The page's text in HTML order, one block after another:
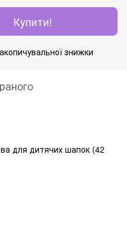
Купити!
знижки
для дитячих шапок (42